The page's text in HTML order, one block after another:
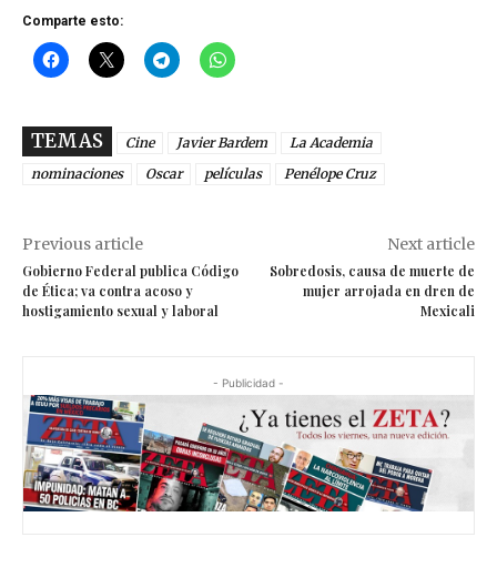
Comparte esto:
TEMAS Cine Javier Bardem
La Academia
nominaciones
Oscar películas Penélope Cruz
Previous article
Gobierno Federal publica Código
de Ética; va contra acoso y
hostigamiento sexual y laboral
Next article
Sobredosis, causa de muerte de
mujer arrojada en dren de
Mexicali
- Publicidad -